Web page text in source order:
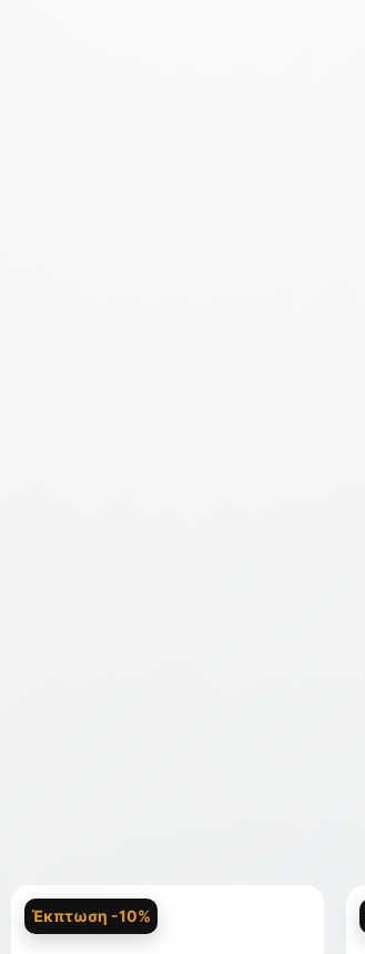
Έκπτωση -10%